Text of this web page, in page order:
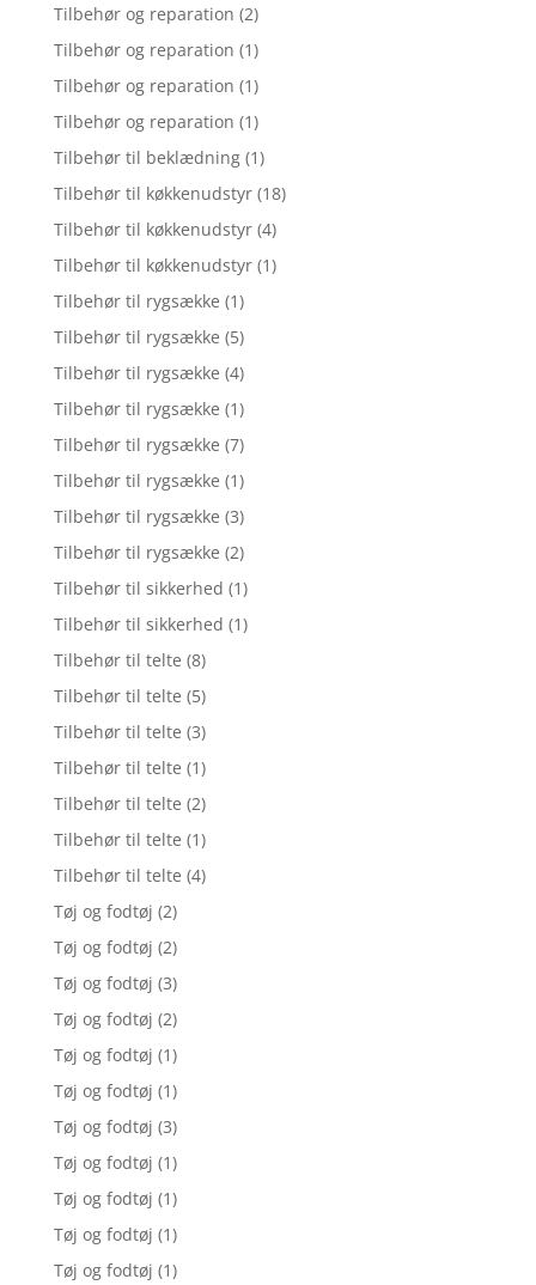
Tilbehør og reparation (2)
Tilbehør og reparation (1)
Tilbehør og reparation (1)
Tilbehør og reparation (1)
Tilbehør til beklædning (1)
Tilbehør til køkkenudstyr (18)
Tilbehør til køkkenudstyr (4)
Tilbehør til køkkenudstyr (1)
Tilbehør til rygsække (1)
Tilbehør til rygsække (5)
Tilbehør til rygsække (4)
Tilbehør til rygsække (1)
Tilbehør til rygsække (7)
Tilbehør til rygsække (1)
Tilbehør til rygsække (3)
Tilbehør til rygsække (2)
Tilbehør til sikkerhed (1)
Tilbehør til sikkerhed (1)
Tilbehør til telte (8)
Tilbehør til telte (5)
Tilbehør til telte (3)
Tilbehør til telte (1)
Tilbehør til telte (2)
Tilbehør til telte (1)
Tilbehør til telte (4)
Tøj og fodtøj (2)
Tøj og fodtøj (2)
Tøj og fodtøj (3)
Tøj og fodtøj (2)
Tøj og fodtøj (1)
Tøj og fodtøj (1)
Tøj og fodtøj (3)
Tøj og fodtøj (1)
Tøj og fodtøj (1)
Tøj og fodtøj (1)
Tøj og fodtøj (1)